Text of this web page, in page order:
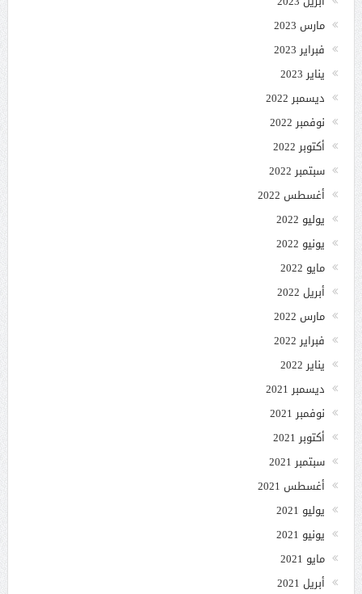
مارس 2023
فبراير 2023
يناير 2023
ديسمبر 2022
نوفمبر 2022
أكتوبر 2022
سبتمبر 2022
أغسطس 2022
يوليو 2022
يونيو 2022
مايو 2022
أبريل 2022
مارس 2022
فبراير 2022
يناير 2022
ديسمبر 2021
نوفمبر 2021
أكتوبر 2021
سبتمبر 2021
أغسطس 2021
يوليو 2021
يونيو 2021
مايو 2021
أبريل 2021